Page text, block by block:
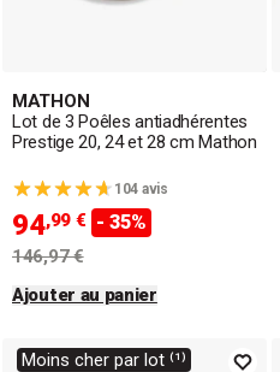
MATHON
Lot de 3 Poêles antiadhérentes
Prestige 20, 24 et 28 cm Mathon
104 avis
94,99 € - 35%
146,97 €
Ajouter au panier
Moins cher par lot ⁽¹⁾